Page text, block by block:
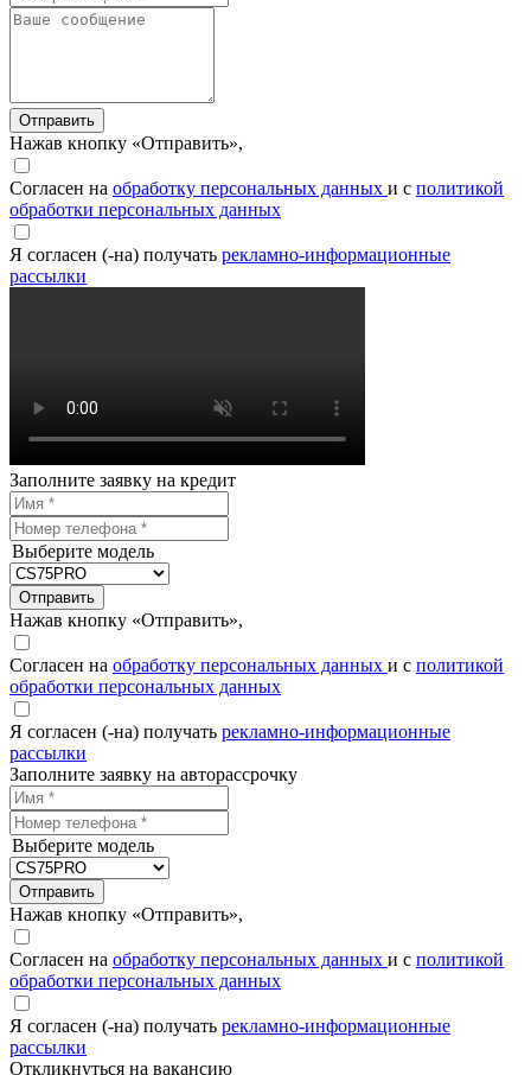
Отправить
Нажав кнопку «Отправить»,
Согласен на обработку персональных данных и с политикой
обработки персональных данных
Я согласен (-на) получать рекламно-информационные
рассылки
Заполните заявку на кредит
Выберите модель
Отправить
Нажав кнопку «Отправить»,
Согласен на обработку персональных данных и с политикой
обработки персональных данных
Я согласен (-на) получать рекламно-информационные
рассылки
Заполните заявку на авторассрочку
Выберите модель
Отправить
Нажав кнопку «Отправить»,
Согласен на обработку персональных данных и с политикой
обработки персональных данных
Я согласен (-на) получать рекламно-информационные
рассылки
Откликнуться на вакансию